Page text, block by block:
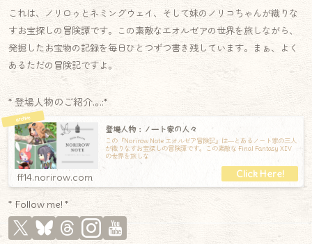
これは、ノリロゥとネミングウェイ、そして妹のノリコちゃんが織りな
すお宝探しの冒険譚です。この素敵なエオルゼアの世界を旅しながら、
発掘したお宝物の記録を毎日ひとつずつ書き残しています。まぁ、よく
あるただの冒険記ですよ。
* 登場人物のご紹介.｡.:*
登場人物：ノート家の人々
この『Norirow Note エオルゼア冒険記』は―とあるノート家の三人
が織りなすお宝探しの冒険譚です。この素敵な Final Fantasy XIV
の世界を旅しな
ff14.norirow.com
* Follow me! *